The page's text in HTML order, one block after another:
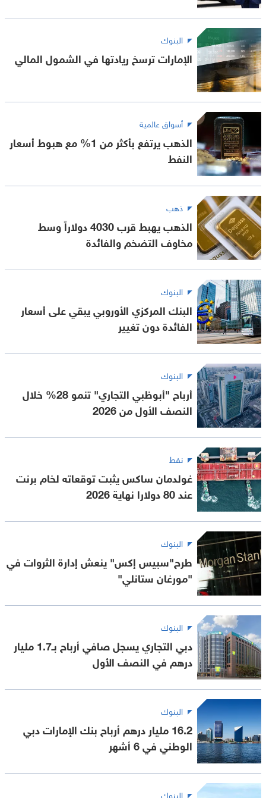
البنوك
الإمارات ترسخ ريادتها في الشمول المالي
أسواق عالمية
الذهب يرتفع بأكثر من 1% مع هبوط أسعار
النفط
ذهب
الذهب يهبط قرب 4030 دولاراً وسط
مخاوف التضخم والفائدة
البنوك
البنك المركزي الأوروبي يبقي على أسعار
الفائدة دون تغيير
البنوك
أرباح "أبوظبي التجاري" تنمو 28% خلال
النصف الأول من 2026
نفط
غولدمان ساكس يثبت توقعاته لخام برنت
عند 80 دولارا نهاية 2026
البنوك
طرح"سبيس إكس" ينعش إدارة الثروات في
"مورغان ستانلي"
البنوك
دبي التجاري يسجل صافي أرباح بـ1.7 مليار
درهم في النصف الأول
البنوك
16.2 مليار درهم أرباح بنك الإمارات دبي
الوطني في 6 أشهر
البنوك